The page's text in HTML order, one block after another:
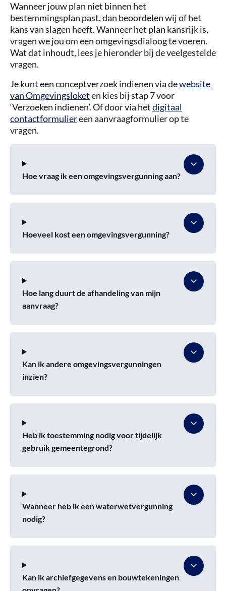
Wanneer jouw plan niet binnen het
bestemmingsplan past, dan beoordelen wij of het
kans van slagen heeft. Wanneer het plan kansrijk is,
vragen we jou om een omgevingsdialoog te voeren.
Wat dat inhoudt, lees je hieronder bij de veelgestelde
vragen.
Je kunt een conceptverzoek indienen via dewebsite
van Omgevingsloketen kies bij stap 7 voor
‘Verzoeken indienen’. Of door via hetdigitaal
contactformuliereen aanvraagformulier op te
vragen.
Hoe vraag ik een omgevingsvergunning aan?
Hoeveel kost een omgevingsvergunning?
Hoe lang duurt de afhandeling van mijn
aanvraag?
Kan ik andere omgevingsvergunningen
inzien?
Heb ik toestemming nodig voor tijdelijk
gebruik gemeentegrond?
Wanneer heb ik een waterwetvergunning
nodig?
Kan ik archiefgegevens en bouwtekeningen